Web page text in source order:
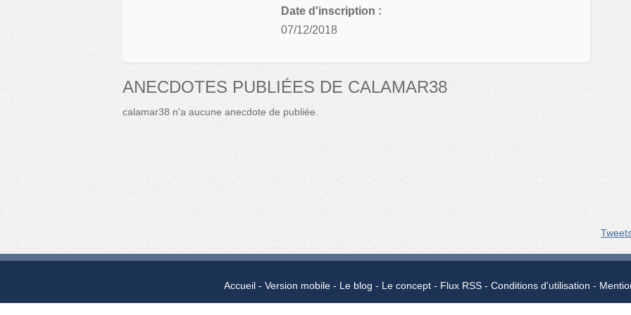
Date d'inscription :
07/12/2018
ANECDOTES PUBLIÉES DE CALAMAR38
calamar38 n'a aucune anecdote de publiée.
Accueil Version mobile Le blog Le concept Flux RSS Conditions d'utilisation